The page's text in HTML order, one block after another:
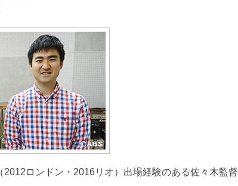
ロンドン・2016リオ）出場経験のある佐々木監督